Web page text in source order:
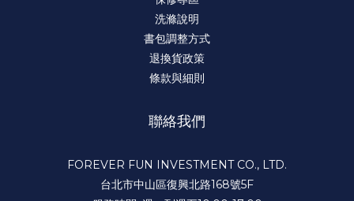
洗滌說明
書包調整方式
退換貨政策
條款與細則
聯絡我們
FOREVER FUN INVESTMENT CO., LTD.
台北市中山區復興北路168號5F